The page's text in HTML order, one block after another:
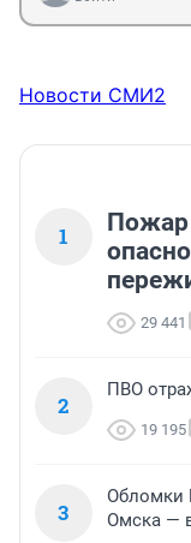
Новости СМИ2
1
Пожар
29 441
2
ПВО
19 195
3
Обломки
Омска —